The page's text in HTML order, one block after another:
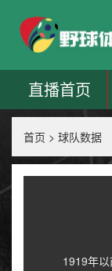
直播首页
首页 > 球队数据
1919年